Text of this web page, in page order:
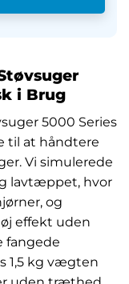
i Brug
5000 Series
til at håndtere
Vi simulerede
lavtæppet, hvor
og
effekt uden
fangede
1,5 kg vægten